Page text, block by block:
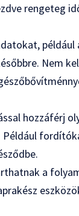
rengeteg
például
Nem
hozzáférj
Például
a